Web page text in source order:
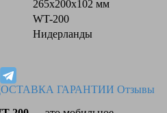
265х200х102 мм
WT-200
Нидерланды
ГАРАНТИИ Отзывы